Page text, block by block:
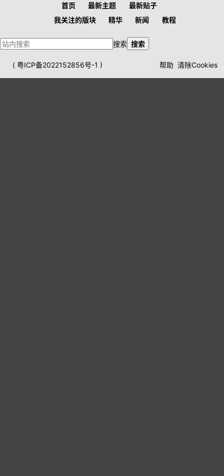
首页 最新主题
最新贴子
我关注的版块
精华 新闻 教程
搜索 搜索
( 粤ICP备2022152856号-1 ) 帮助 清除Cookies